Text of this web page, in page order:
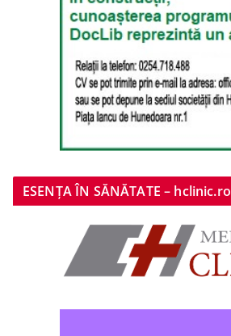
ESENȚA ÎN SĂNĂTATE – hclinic.ro